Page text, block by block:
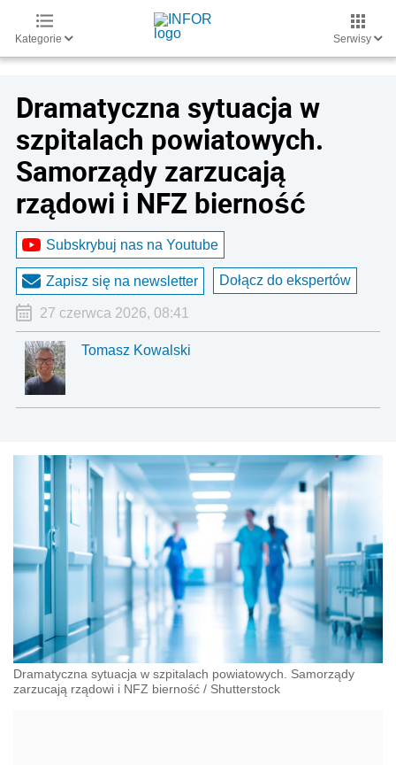
Kategorie Serwisy
Dramatyczna sytuacja w
szpitalach powiatowych.
Samorządy zarzucają
rządowi i NFZ bierność
Subskrybuj nas na Youtube
Zapisz się na newsletter Dołącz do ekspertów
27 czerwca 2026, 08:41
Tomasz Kowalski
Dramatyczna sytuacja w szpitalach powiatowych. Samorządy
zarzucają rządowi i NFZ bierność / Shutterstock